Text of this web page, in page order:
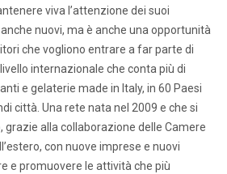
viva l’attenzione dei suoi
nuovi, ma è anche una opportunità
che vogliono entrare a far parte di
internazionale che conta più di
e gelaterie made in Italy, in 60 Paesi
città. Una rete nata nel 2009 e che si
grazie alla collaborazione delle Camere
con nuove imprese e nuovi
e promuovere le attività che più